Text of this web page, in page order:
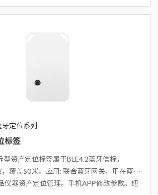
提醒、用药确认和信息反馈的智能水平，同
配药等工作流程。
定位系列
标签
资产定位标签属于BLE4.2蓝牙信标，
覆盖50米。应用: 联合蓝牙网关，用在蓝牙
仪器资产定位管理。手机APP修改参数。纽